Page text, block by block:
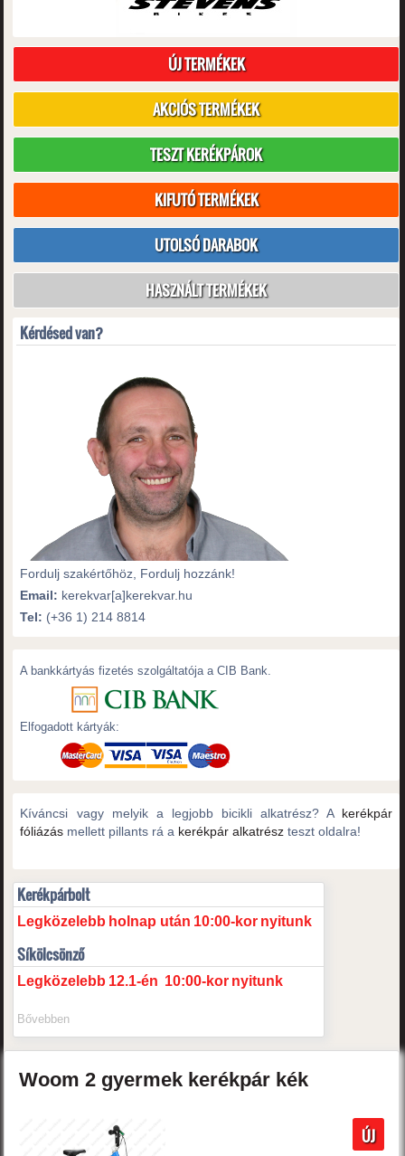
ÚJ TERMÉKEK
AKCIÓS TERMÉKEK
TESZT KERÉKPÁROK
KIFUTÓ TERMÉKEK
UTOLSÓ DARABOK
HASZNÁLT TERMÉKEK
Kérdésed van?
Fordulj szakértőhöz, Fordulj hozzánk!
Email: kerekvar[a]kerekvar.hu
Tel: (+36 1) 214 8814
A bankkártyás fizetés szolgáltatója a CIB Bank.
Elfogadott kártyák:
Kíváncsi vagy melyik a legjobb bicikli alkatrész? A kerékpár
fóliázás mellett pillants rá a kerékpár alkatrész teszt oldalra!
Kerékpárbolt
Legközelebb holnap után 10:00-kor nyitunk
Síkölcsönző
Legközelebb 12.1-én 10:00-kor nyitunk
Bővebben
Woom2 gyermek kerékpár kék
ÚJ